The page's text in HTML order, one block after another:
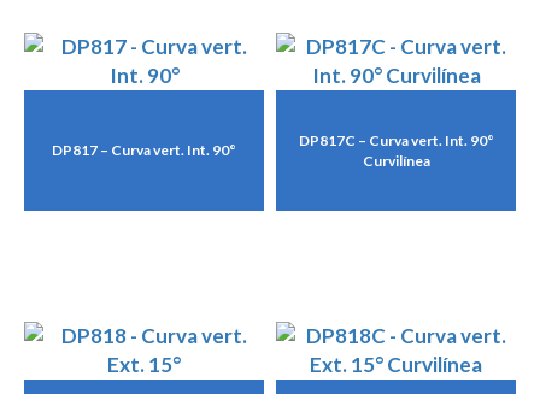
DP817 – Curva vert. Int. 90°
DP817C – Curva vert. Int. 90°
Curvilínea